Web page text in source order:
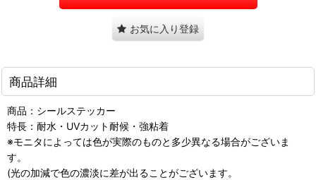
お気に入り登録
商品詳細
商品：シールステッカー
特長：耐水・UVカット耐候・強粘着
※モニタによっては色が実際のものと多少異なる場合がございま
す。
(光の加減で色の濃淡に差が出ることがございます。